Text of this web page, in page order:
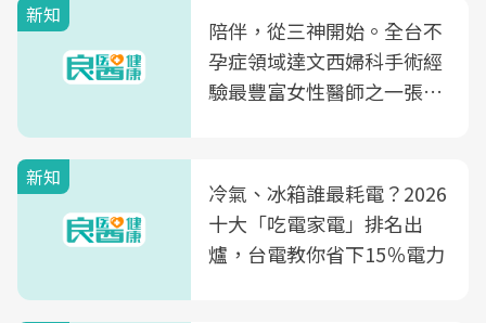
新知
陪伴，從三神開始。全台不
孕症領域達文西婦科手術經
驗最豐富女性醫師之一張永
光田醫院建構360度女性健
康照護生態圈
新知
冷氣、冰箱誰最耗電？2026
十大「吃電家電」排名出
爐，台電教你省下15％電力